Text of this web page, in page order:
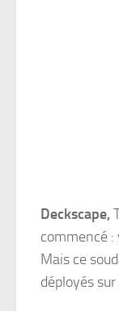
Deckscape,
commencé
Mais ce
déployés